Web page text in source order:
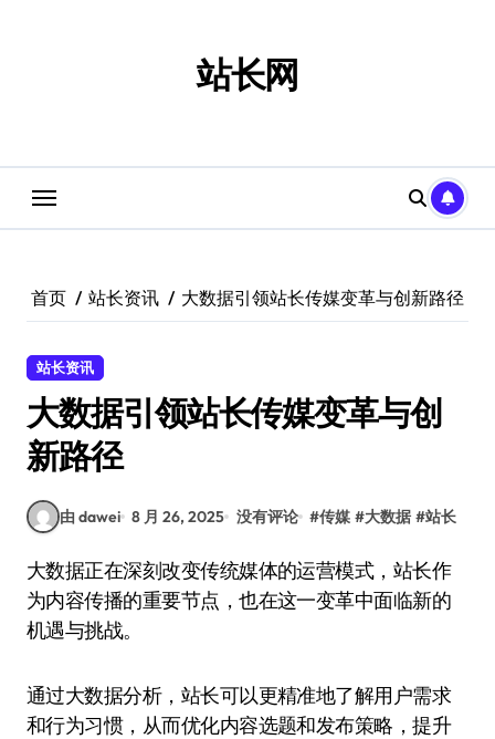
站长网
首页 站长资讯 大数据引领站长传媒变革与创新路径
站长资讯
大数据引领站长传媒变革与创
新路径
由 dawei 8 月 26, 2025 没有评论 #传媒 #大数据 #站长
大数据正在深刻改变传统媒体的运营模式，站长作
为内容传播的重要节点，也在这一变革中面临新的
机遇与挑战。
通过大数据分析，站长可以更精准地了解用户需求
和行为习惯，从而优化内容选题和发布策略，提升